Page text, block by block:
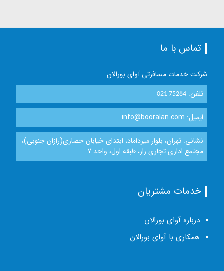
تماس با ما
شرکت خدمات مسافرتی آوای بورالان
تلفن:021 75284
ایمیل: info@booralan.com
نشانی: تهران، بلوار میرداماد، ابتدای خیابان حصاری(رازان جنوبی)،
مجتمع اداری تجاری راز، طبقه اول، واحد 7
خدمات مشتریان
درباره آوای بورالان
همکاری با آوای بورالان